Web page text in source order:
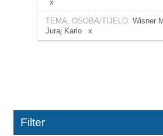
TEMA, OSOBA/TIJELO: Wisner
Juraj Karlo
Filter